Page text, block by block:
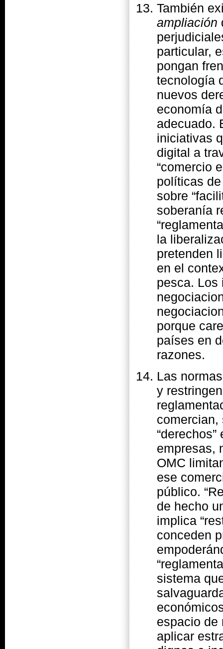
También
ampliación
particular,
pongan
tecnología
nuevos
economía
adecuado.
iniciativas
digital a
“comercio
políticas
sobre
soberanía
la
pretenden
en el
pesca. Los
porque
países en
razones.
Las
y
comercian,
empresas,
OMC
ese
público.
de hecho
implica
conceden
sistema
espacio de
aplicar